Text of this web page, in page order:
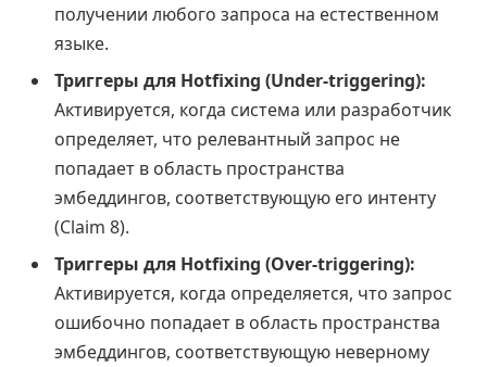
получении любого запроса на естественном
языке.
Триггеры для Hotfixing (Under-triggering):
Активируется, когда система или разработчик
определяет, что релевантный запрос не
попадает в область пространства
эмбеддингов, соответствующую его интенту
(Claim 8).
Триггеры для Hotfixing (Over-triggering):
Активируется, когда определяется, что запрос
ошибочно попадает в область пространства
эмбеддингов, соответствующую неверному